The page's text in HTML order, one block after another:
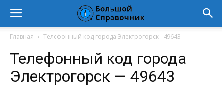
Главная Телефонный код города Электрогорск - 49643
Телефонный код города
Электрогорск — 49643